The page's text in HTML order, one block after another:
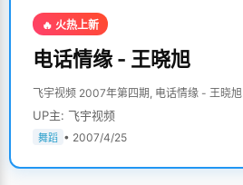
🔥 火热上新
电话情缘 - 王晓旭
飞宇视频 2007年第四期, 电话情缘 - 王晓旭
UP主: 飞宇视频
舞蹈 • 2007/4/25